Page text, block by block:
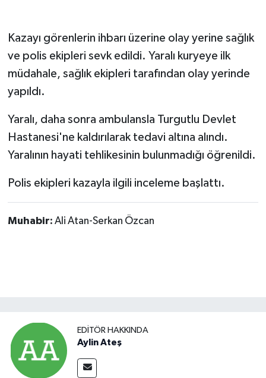
Kazayı görenlerin ihbarı üzerine olay yerine sağlık
ve polis ekipleri sevk edildi. Yaralı kuryeye ilk
müdahale, sağlık ekipleri tarafından olay yerinde
yapıldı.
Yaralı, daha sonra ambulansla Turgutlu Devlet
Hastanesi'ne kaldırılarak tedavi altına alındı.
Yaralının hayati tehlikesinin bulunmadığı öğrenildi.
Polis ekipleri kazayla ilgili inceleme başlattı.
Muhabir: Ali Atan-Serkan Özcan
EDITÖR HAKKINDA
Aylin Ateş